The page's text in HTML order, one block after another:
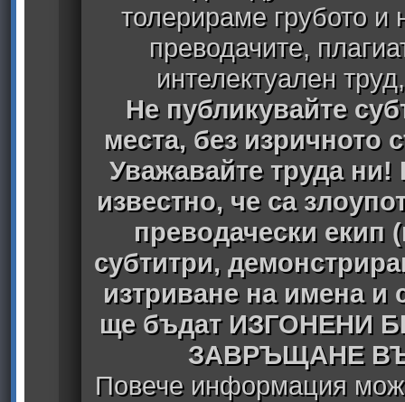
толерираме грубото
преводачите,
интелектуален
Не публикувайте
места, без изричното
Уважавайте труда ни!
известно, че са
преводачески екип
субтитри,
изтриване на имена
ще бъдат ИЗГОНЕНИ
ЗАВРЪЩАНЕ
Повече информация